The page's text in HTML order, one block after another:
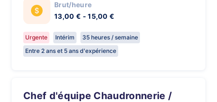
Brut/heure
13,00 € - 15,00 €
Urgente Intérim
35 heures / semaine
Entre 2 ans et 5 ans d'expérience
Chef d'équipe Chaudronnerie /